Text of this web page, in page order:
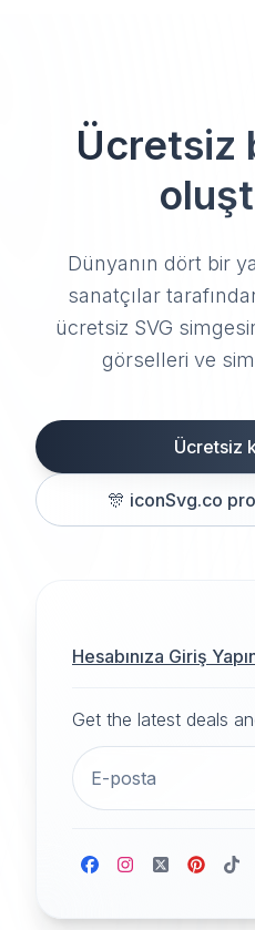
Ücretsiz
Dünyanın dört bir
sanatçılar
ücretsiz SVG
görselleri ve
Ücretsiz
🎊 iconSvg.co
Hesabınıza Giriş
Get the latest deals